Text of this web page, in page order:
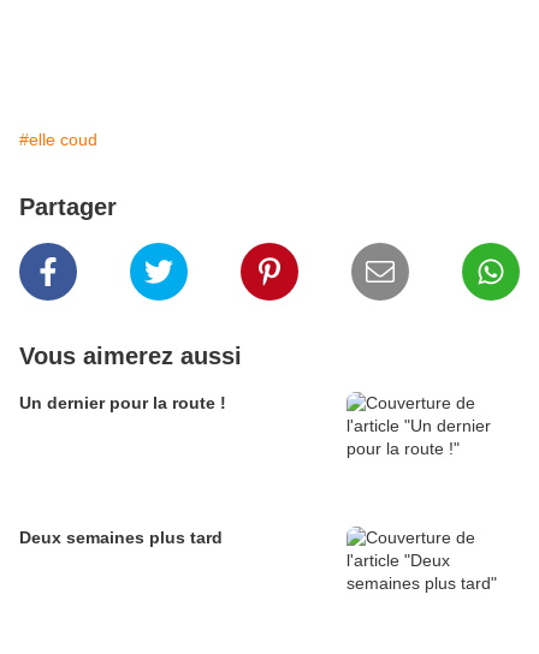
#elle coud
Partager
Vous aimerez aussi
Un dernier pour la route !
Deux semaines plus tard